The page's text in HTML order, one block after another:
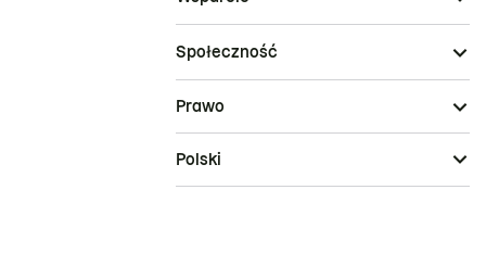
Społeczność
Prawo
Polski